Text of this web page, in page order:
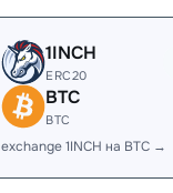
1INCH
ERC20
BTC
BTC
exchange 1INCH на BTC →